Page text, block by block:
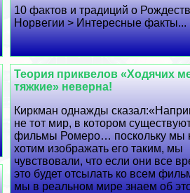
10 фактов и традиций о
Норвегии > Интересные факты...
Теория приквелов «Ходячих
тяжкие» неверна!
Киркман однажды
не тот мир, в котором
фильмы Ромеро… поскольку мы
хотим изображать его таким, мы
чувствовали, что если они все
это будет отсылать ко всем
мы в реальном мире знаем об